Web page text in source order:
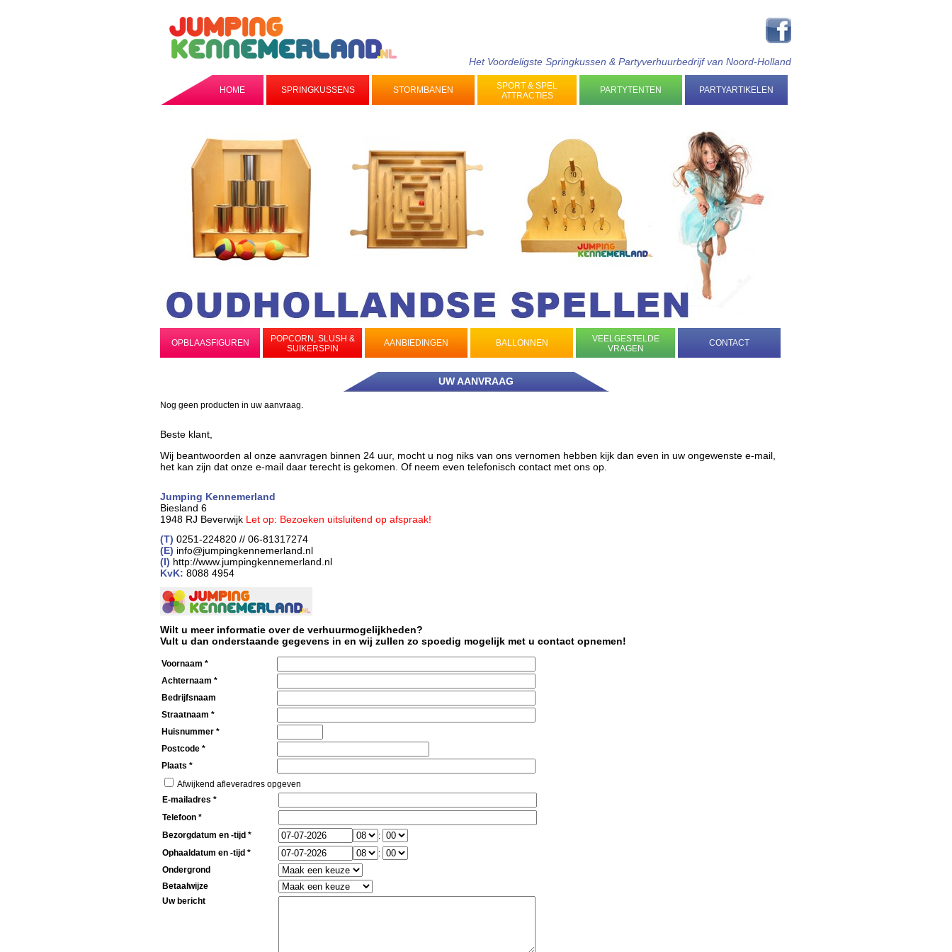
Het Voordeligste Springkussen & Partyverhuurbedrijf van Noord-Holland
HOME SPRINGKUSSENS STORMBANEN
SPORT & SPEL
ATTRACTIES
PARTYTENTEN PARTYARTIKELEN
OPBLAASFIGUREN
POPCORN, SLUSH &
SUIKERSPIN
AANBIEDINGEN BALLONNEN
VEELGESTELDE
VRAGEN
CONTACT
UW AANVRAAG
Nog geen producten in uw aanvraag.
Beste klant,
Wij beantwoorden al onze aanvragen binnen 24 uur, mocht u nog niks van ons vernomen hebben kijk dan even in uw ongewenste e-mail,
het kan zijn dat onze e-mail daar terecht is gekomen. Of neem even telefonisch contact met ons op.
Jumping Kennemerland
Biesland 6
1948 RJ Beverwijk Let op: Bezoeken uitsluitend op afspraak!
(T) 0251-224820 // 06-81317274
(E) info@jumpingkennemerland.nl
(I) http://www.jumpingkennemerland.nl
KvK: 8088 4954
Wilt u meer informatie over de verhuurmogelijkheden?
Vult u dan onderstaande gegevens in en wij zullen zo spoedig mogelijk met u contact opnemen!
Voornaam *
Achternaam *
Bedrijfsnaam
Straatnaam *
Huisnummer *
Postcode *
Plaats *
Afwijkend afleveradres opgeven
E-mailadres *
Telefoon *
Bezorgdatum en -tijd *
:
Ophaaldatum en -tijd *
:
Ondergrond
Betaalwijze
Uw bericht